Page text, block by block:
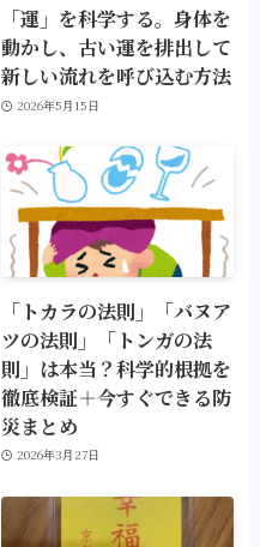
「運」を科学する。身体を
動かし、古い運を排出して
新しい流れを呼び込む方法
2026年5月15日
「トカラの法則」「バヌア
ツの法則」「トンガの法
則」は本当？科学的根拠を
徹底検証＋今すぐできる防
災まとめ
2026年3月27日